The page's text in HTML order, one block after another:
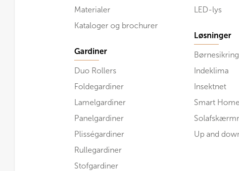
Materialer
Kataloger og brochurer
Gardiner
Duo Rollers
Foldegardiner
Lamelgardiner
Panelgardiner
Plisségardiner
Rullegardiner
Stofgardiner
LED-lys
Løsninger
Børnesikring
Indeklima
Insektnet
Smart Home
Up and